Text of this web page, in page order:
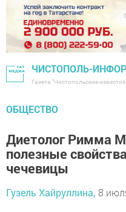
ЧИСТОПОЛЬ-
Газета "Чистопольские
ОБЩЕСТВО
Диетолог Римма
полезные
чечевицы
Гузель Хайруллина, 8